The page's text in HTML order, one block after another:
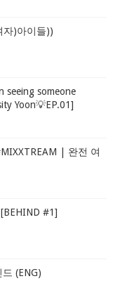
자)아이들))
seeing someone
Yoon💡EP.01]
| 완전 여
#1]
(ENG)